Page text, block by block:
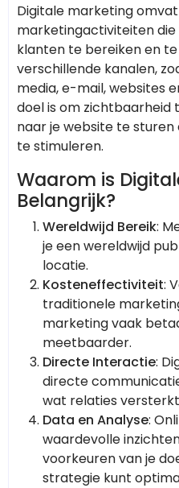
Digitale marketing
marketingactiviteiten
klanten te bereiken en
verschillende kanalen,
media, e-mail, websites
doel is om
naar je website te sturen
te stimuleren.
Waarom is
Belangrijk?
Wereldwijd Bereik:
je een wereldwijd
locatie.
Kosteneffectiviteit:
traditionele
marketing vaak
meetbaarder.
Directe Interactie:
directe
wat relaties
Data en Analyse:
waardevolle
voorkeuren van je
strategie kunt